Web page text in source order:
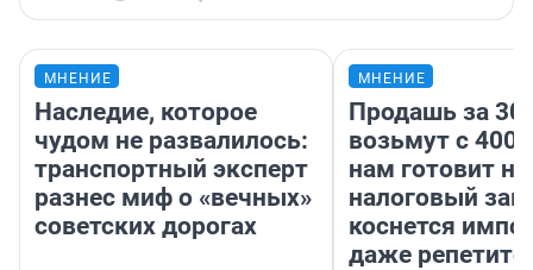
МНЕНИЕ
Наследие, которое
чудом не развалилось:
транспортный эксперт
разнес миф о «вечных»
советских дорогах
МНЕНИЕ
Продашь за
возьмут с
нам готовит
налоговый
коснется
даже